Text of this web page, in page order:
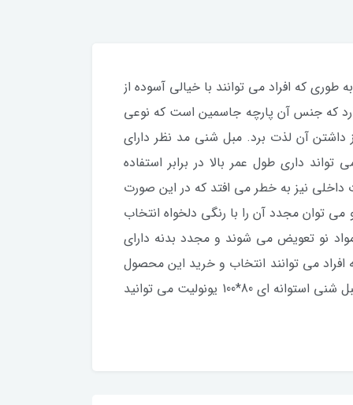
به طوری که افراد می توانند با خیالی آسوده از
که جنس آن پارچه جاسمین است که نوعی
آن لذت برد. مبل شنی مد نظر دارای
داری طول عمر بالا در برابر استفاده
نیز به خطر می افتد که در این صورت
توان مجدد آن را با رنگی دلخواه انتخاب
نو تعویض می شوند و مجدد بدنه دارای
می توانند انتخاب و خرید این محصول
را انجام دهند و نسبت به استفاده و بهره برداری از این محصول در طول عمر بالا اقدام نمایند. به جهت خرید آسان مبل شنی استوانه ای 80*100 یونولیت می توانید